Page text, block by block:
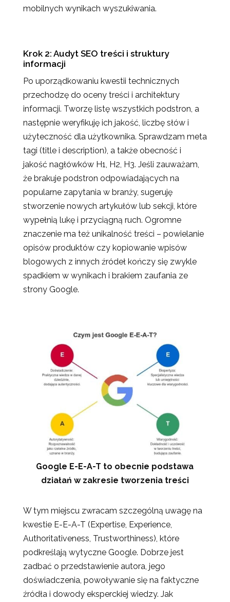
mobilnych wynikach wyszukiwania.
Krok 2: Audyt SEO treści i struktury
informacji
Po uporządkowaniu kwestii technicznych
przechodzę do oceny treści i architektury
informacji. Tworzę listę wszystkich podstron, a
następnie weryfikuję ich jakość, liczbę słów i
użyteczność dla użytkownika. Sprawdzam meta
tagi (title i description), a także obecność i
jakość nagłówków H1, H2, H3. Jeśli zauważam,
że brakuje podstron odpowiadających na
popularne zapytania w branży, sugeruję
stworzenie nowych artykułów lub sekcji, które
wypełnią lukę i przyciągną ruch. Ogromne
znaczenie ma też unikalność treści – powielanie
opisów produktów czy kopiowanie wpisów
blogowych z innych źródeł kończy się zwykle
spadkiem w wynikach i brakiem zaufania ze
strony Google.
Google E-E-A-T to obecnie podstawa
działań w zakresie tworzenia treści
W tym miejscu zwracam szczególną uwagę na
kwestie E-E-A-T (Expertise, Experience,
Authoritativeness, Trustworthiness), które
podkreślają wytyczne Google. Dobrze jest
zadbać o przedstawienie autora, jego
doświadczenia, powoływanie się na faktyczne
źródła i dowody eksperckiej wiedzy. Jak